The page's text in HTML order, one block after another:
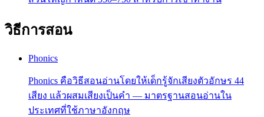
วิธีการสอน
Phonics
Phonics คือวิธีสอนอ่านโดยให้เด็กรู้จักเสียงตัวอักษร 44
เสียง แล้วผสมเสียงเป็นคำ — มาตรฐานสอนอ่านใน
ประเทศที่ใช้ภาษาอังกฤษ